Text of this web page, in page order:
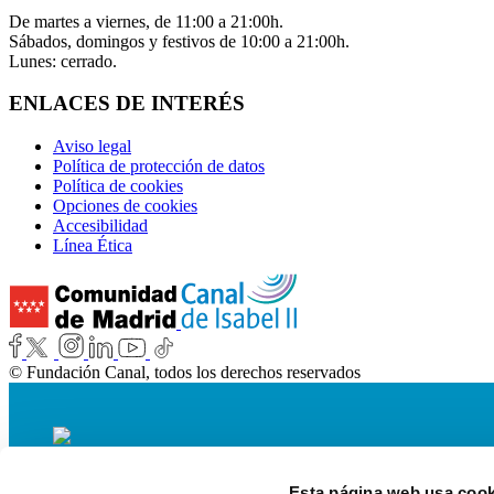
De martes a viernes, de 11:00 a 21:00h.
Sábados, domingos y festivos de 10:00 a 21:00h.
Lunes: cerrado.
ENLACES DE INTERÉS
Aviso legal
Política de protección de datos
Política de cookies
Opciones de cookies
Accesibilidad
Línea Ética
© Fundación Canal, todos los derechos reservados